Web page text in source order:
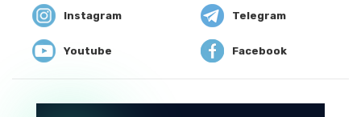
Instagram Telegram
Youtube Facebook